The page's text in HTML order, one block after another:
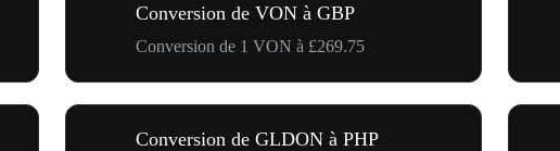
Conversion de VON à GBP
Conversion de 1 VON à £269.75
Conversion de GLDON à PHP